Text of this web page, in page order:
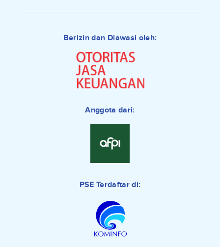
Berizin dan Diawasi oleh:
Anggota dari:
PSE Terdaftar di: